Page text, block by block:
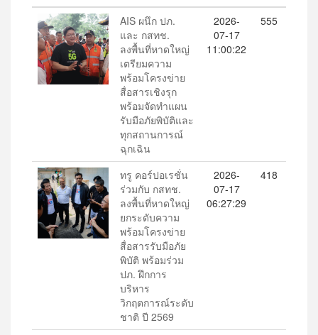
AIS ผนึก ปภ.
และ กสทช.
ลงพื้นที่หาดใหญ่
เตรียมความ
พร้อมโครงข่าย
สื่อสารเชิงรุก
พร้อมจัดทำแผน
รับมือภัยพิบัติและ
ทุกสถานการณ์
ฉุกเฉิน
2026-
07-17
11:00:22
555
ทรู คอร์ปอเรชั่น
ร่วมกับ กสทช.
ลงพื้นที่หาดใหญ่
ยกระดับความ
พร้อมโครงข่าย
สื่อสารรับมือภัย
พิบัติ พร้อมร่วม
ปภ. ฝึกการ
บริหาร
วิกฤตการณ์ระดับ
ชาติ ปี 2569
2026-
07-17
06:27:29
418